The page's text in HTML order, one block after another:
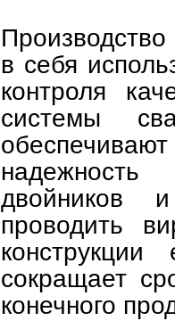
в себя
контроля
системы
надежность
двойников
проводить
сокращает
конечного